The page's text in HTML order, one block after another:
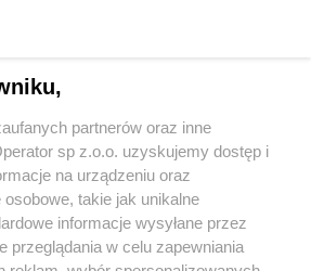
gości Ichtioparku
partnerów oraz inne
sp z.o.o. uzyskujemy dostęp i
na urządzeniu oraz
takie jak unikalne
informacje wysyłane przez
przeglądania w celu zapewniania